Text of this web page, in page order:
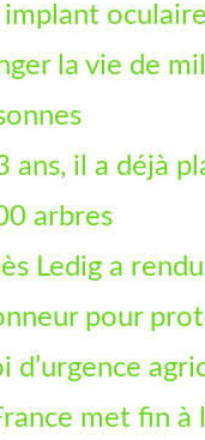
implant
la vie de
ans, il a déjà
arbres
Ledig a
pour
d’urgence
met fin à